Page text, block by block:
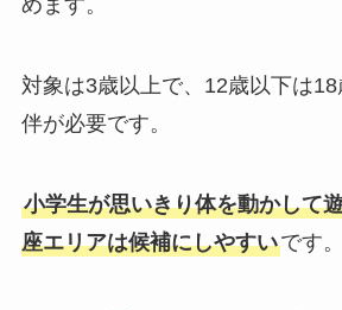
めます。
対象は3歳以上で、12歳以下は
伴が必要です。
小学生が思いきり体を動かして
座エリアは候補にしやすいです。